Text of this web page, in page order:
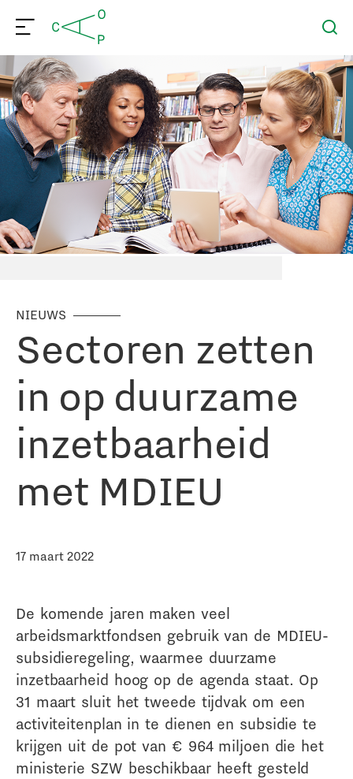
NIEUWS
Sectoren zetten
in op duurzame
inzetbaarheid
met MDIEU
17 maart 2022
De komende jaren maken veel
arbeidsmarktfondsen gebruik van de MDIEU-
subsidieregeling, waarmee duurzame
inzetbaarheid hoog op de agenda staat. Op
31 maart sluit het tweede tijdvak om een
activiteitenplan in te dienen en subsidie te
krijgen uit de pot van € 964 miljoen die het
ministerie SZW beschikbaar heeft gesteld